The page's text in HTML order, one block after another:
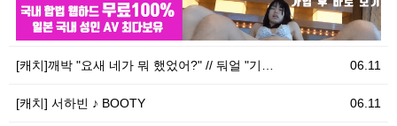
06.11
06.11
[캐치]깨박 "요새 네가 뭐 했었어?" // 둬얼 "기…
06.11
[캐치] 서하빈 ♪ BOOTY